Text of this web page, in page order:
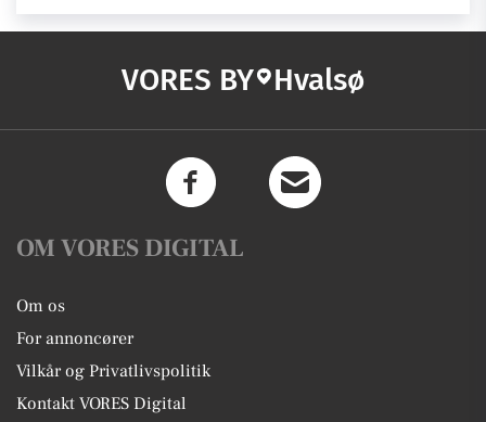
VORES BY Hvalsø
OM VORES DIGITAL
Om os
For annoncører
Vilkår og Privatlivspolitik
Kontakt VORES Digital